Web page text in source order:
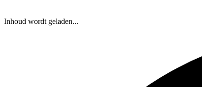
Inhoud wordt geladen...